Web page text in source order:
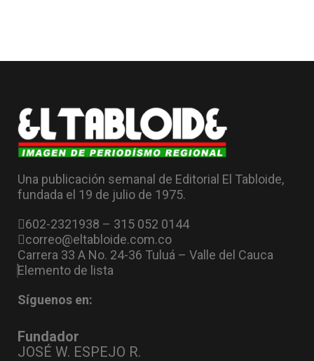
Una publicación semanal de Editorial El Tabloide,
fundada el 19 de julio de 1975.
602-2321938 – 315 052 0144
correo@eltabloide.com.co
Carrera 33 A No. 24-36 Tuluá – Valle del Cauca
Elemento de lista
Síguenos en:
Fundador
JOSÉ W. ESPEJO R.